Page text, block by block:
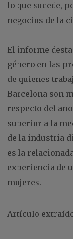
lo que sucede,
negocios de la
El informe
género en las
de quienes
Barcelona son
respecto del
superior a la
de la industria
es la
experiencia de
mujeres.
Artículo